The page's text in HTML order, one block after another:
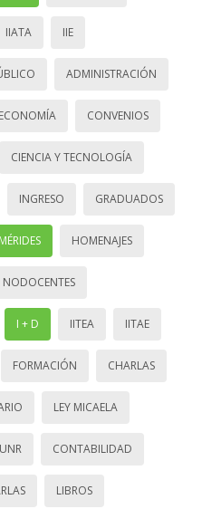
IIATA IIE
ADMINISTRACIÓN
ECONOMÍA CONVENIOS
CIENCIA Y TECNOLOGÍA
INGRESO GRADUADOS
HOMENAJES
NODOCENTES
I + D IITEA IITAE
FORMACIÓN CHARLAS
LEY MICAELA
UNR CONTABILIDAD
LIBROS